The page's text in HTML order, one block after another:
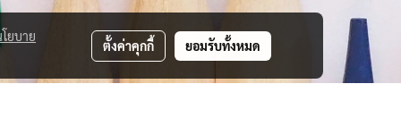
ยบาย
ตั้งค่าคุกกี้ ยอมรับทั้งหมด